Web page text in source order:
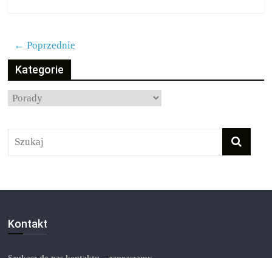
← Poprzednie
Kategorie
Kategorie
Kontakt